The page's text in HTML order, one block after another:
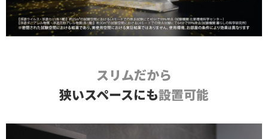
スリムだから
狭いスペースにも設置可能